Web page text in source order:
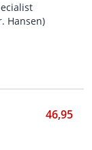
Hansen)
46,95